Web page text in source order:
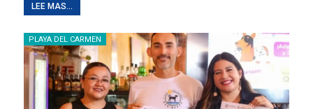
LEE MAS...
PLAYA DEL CARMEN